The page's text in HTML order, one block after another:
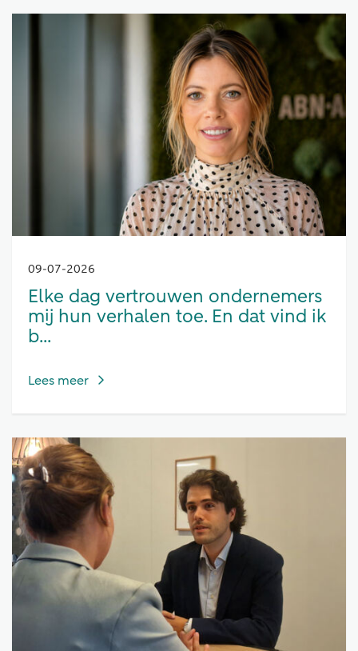
09-07-2026
Elke dag vertrouwen ondernemers
mij hun verhalen toe. En dat vind ik
b...
Lees meer